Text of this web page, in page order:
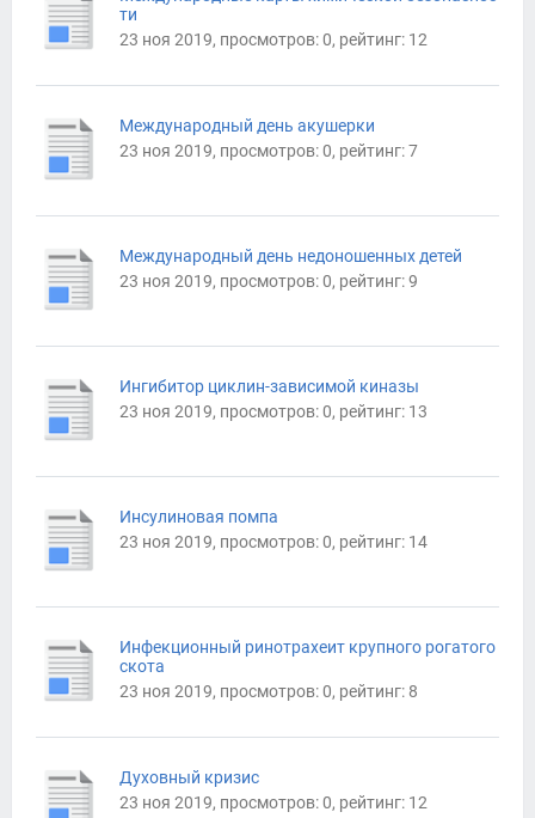
ти
23 ноя 2019, просмотров: 0, рейтинг: 12
Международный день акушерки
23 ноя 2019, просмотров: 0, рейтинг: 7
Международный день недоношенных детей
23 ноя 2019, просмотров: 0, рейтинг: 9
Ингибитор циклин-зависимой киназы
23 ноя 2019, просмотров: 0, рейтинг: 13
Инсулиновая помпа
23 ноя 2019, просмотров: 0, рейтинг: 14
Инфекционный ринотрахеит крупного рогатого
скота
23 ноя 2019, просмотров: 0, рейтинг: 8
Духовный кризис
23 ноя 2019, просмотров: 0, рейтинг: 12